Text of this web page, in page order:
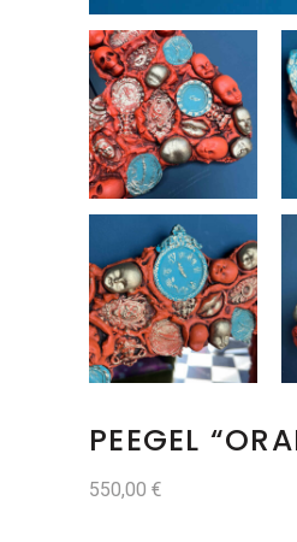
PEEGEL
550,00 €